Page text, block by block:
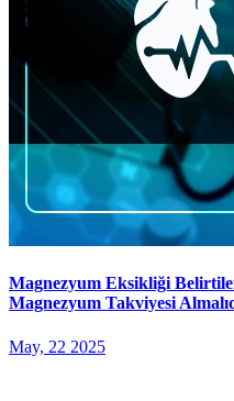
Magnezyum Eksikliği
Magnezyum Takviyesi
May, 22 2025